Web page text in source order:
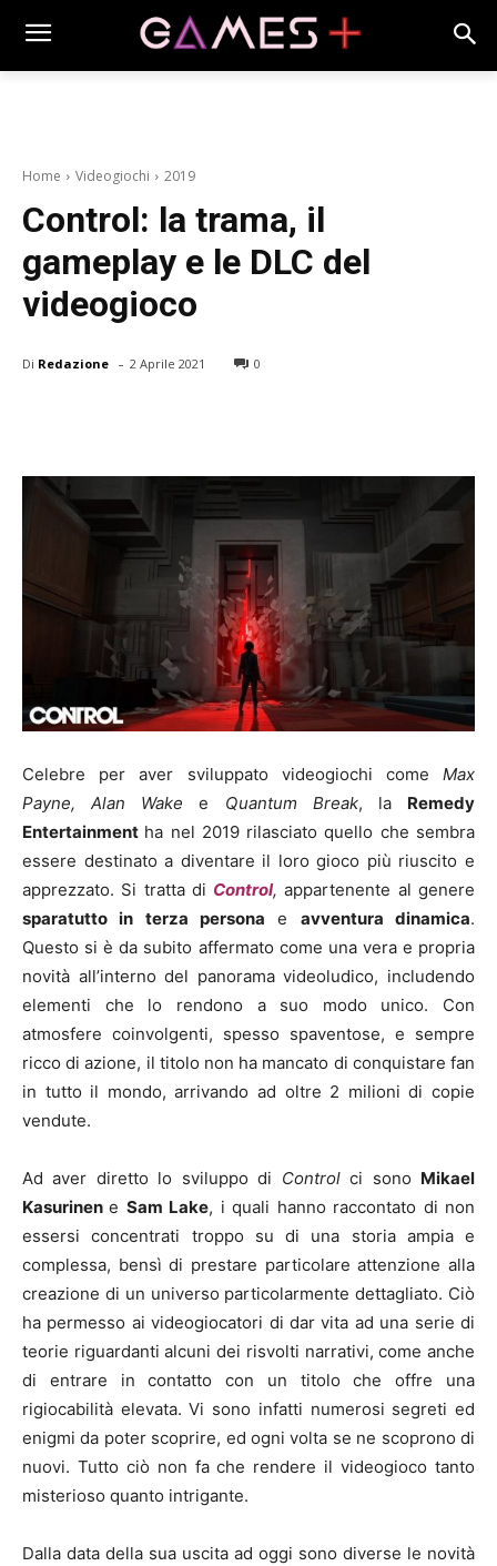
Home Videogiochi 2019
Control: la trama, il
gameplay e le DLC del
videogioco
Di Redazione - 2 Aprile 2021 0
Celebre per aver sviluppato videogiochi come Max
Payne, Alan Wakee Quantum Break, la Remedy
Entertainment ha nel 2019 rilasciato quello che sembra
essere destinato a diventare il loro gioco più riuscito e
apprezzato. Si tratta di Control,appartenente al genere
sparatutto in terza persona e avventura dinamica.
Questo si è da subito affermato come una vera e propria
novità all’interno del panorama videoludico, includendo
elementi che lo rendono a suo modo unico. Con
atmosfere coinvolgenti, spesso spaventose, e sempre
ricco di azione, il titolo non ha mancato di conquistare fan
in tutto il mondo, arrivando ad oltre 2 milioni di copie
vendute.
Ad aver diretto lo sviluppo di Controlci sono Mikael
Kasurinene Sam Lake, i quali hanno raccontato di non
essersi concentrati troppo su di una storia ampia e
complessa, bensì di prestare particolare attenzione alla
creazione di un universo particolarmente dettagliato. Ciò
ha permesso ai videogiocatori di dar vita ad una serie di
teorie riguardanti alcuni dei risvolti narrativi, come anche
di entrare in contatto con un titolo che offre una
rigiocabilità elevata. Vi sono infatti numerosi segreti ed
enigmi da poter scoprire, ed ogni volta se ne scoprono di
nuovi. Tutto ciò non fa che rendere il videogioco tanto
misterioso quanto intrigante.
Dalla data della sua uscita ad oggi sono diverse le novità